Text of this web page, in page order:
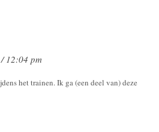
12:04 pm
het trainen. Ik ga (een deel van) deze